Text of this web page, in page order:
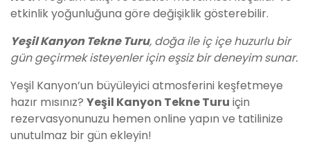
etkinlik yoğunluğuna göre değişiklik gösterebilir.
Yeşil Kanyon Tekne Turu, doğa ile iç içe huzurlu bir
gün geçirmek isteyenler için eşsiz bir deneyim sunar.
Yeşil Kanyon’un büyüleyici atmosferini keşfetmeye
hazır mısınız? Yeşil Kanyon Tekne Turu için
rezervasyonunuzu hemen online yapın ve tatilinize
unutulmaz bir gün ekleyin!